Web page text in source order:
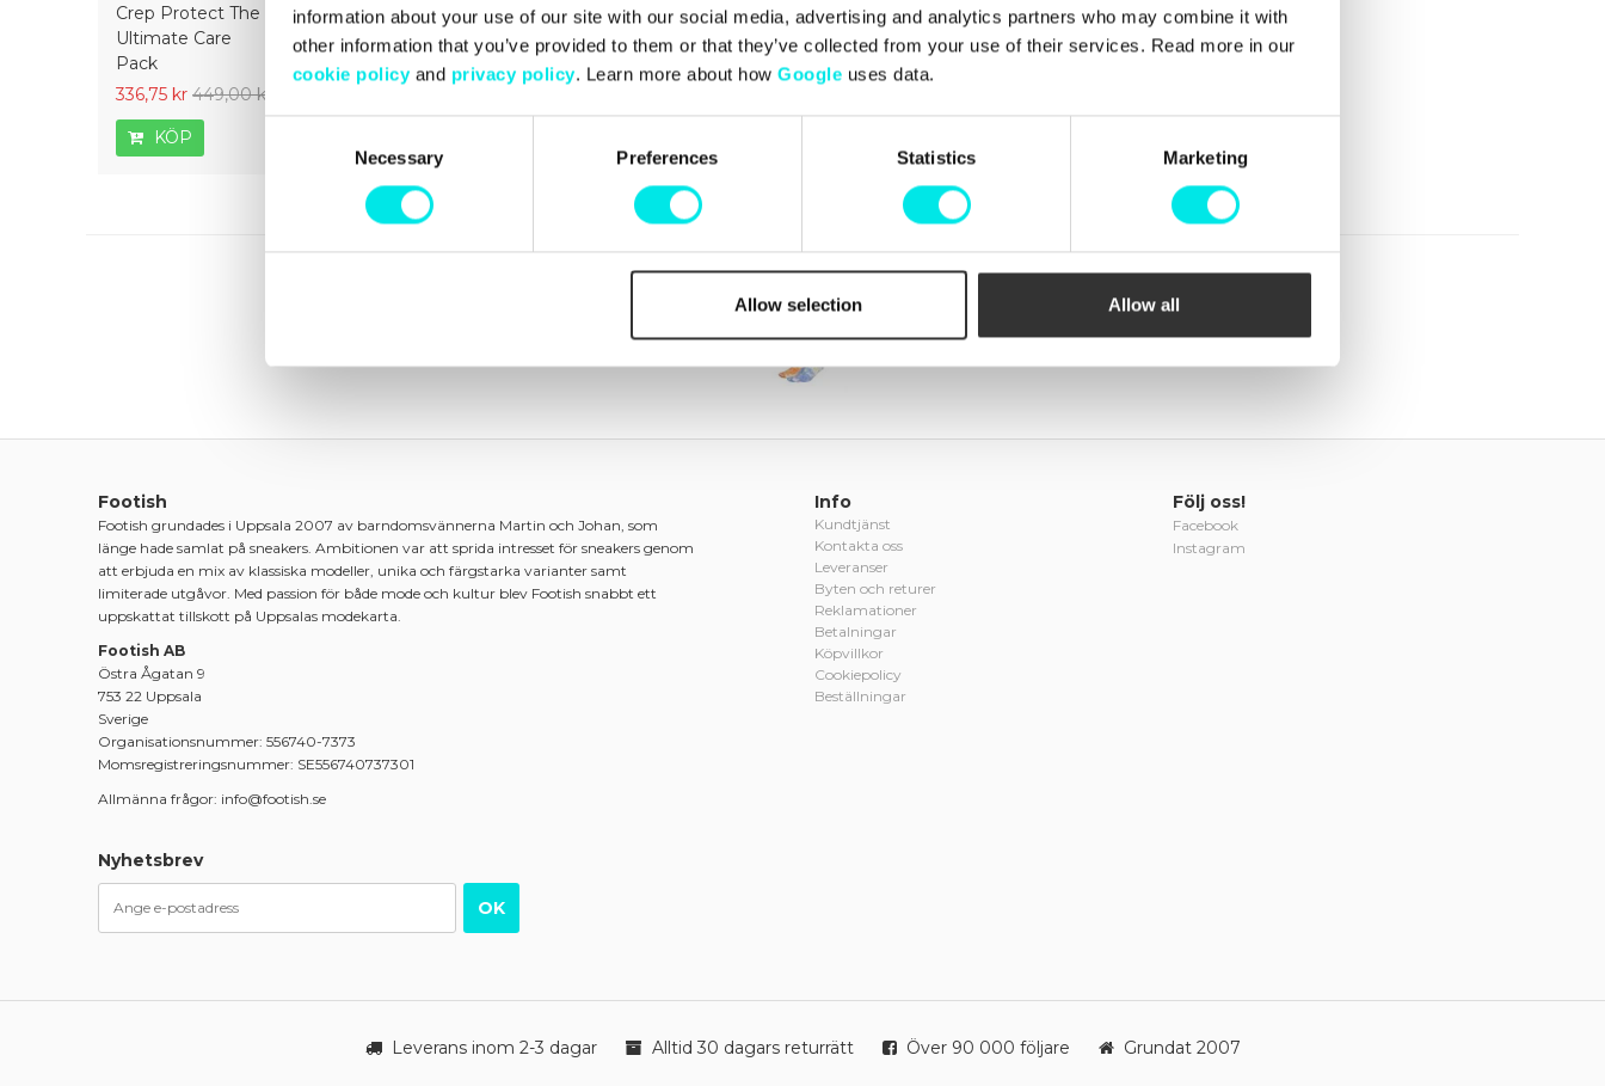
information about your use of our site with our social media, advertising and analytics partners who may combine it with
other information that you’ve provided to them or that they’ve collected from your use of their services. Read more in our
cookie policy and privacy policy. Learn more about how Google uses data.
Necessary Preferences Statistics Marketing
Allow selection Allow all
Crep Protect The
Ultimate Care
Pack
336,75 kr 449,00 kr
KÖP
Crep Protect Mark
ON Pen Midsole -
White
Crep Protect The
Ultimate Box Pack
Nyligen besökta produkter (rensa)
Footish
Footish grundades i Uppsala 2007 av barndomsvännerna Martin och Johan, som
länge hade samlat på sneakers. Ambitionen var att sprida intresset för sneakers genom
att erbjuda en mix av klassiska modeller, unika och färgstarka varianter samt
limiterade utgåvor. Med passion för både mode och kultur blev Footish snabbt ett
uppskattat tillskott på Uppsalas modekarta.
Footish AB
Östra Ågatan 9
753 22 Uppsala
Sverige
Organisationsnummer: 556740-7373
Momsregistreringsnummer: SE556740737301
Allmänna frågor: info@footish.se
Info
Kundtjänst
Kontakta oss
Leveranser
Byten och returer
Reklamationer
Betalningar
Köpvillkor
Cookiepolicy
Beställningar
Följ oss!
Facebook
Instagram
Nyhetsbrev
OK
Leverans inom 2-3 dagar Alltid 30 dagars returrätt Över 90 000 följare Grundat 2007